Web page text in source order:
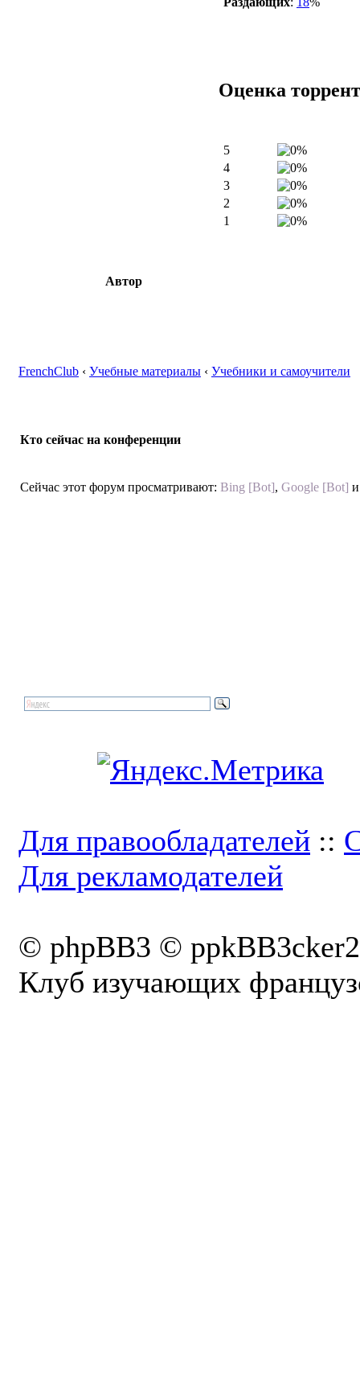
Оценка
5
4
3
2
1
Автор
FrenchClub ‹ Учебные материалы ‹ Учебники и самоучители
Кто сейчас на конференции
Сейчас этот форум просматривают: Bing [Bot], Google [Bot]
Для правообладателей ::
Для рекламодателей
© phpBB3 ©
Клуб изучающих